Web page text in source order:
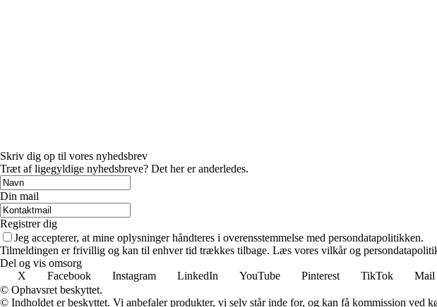
Skriv dig op til vores nyhedsbrev
Træt af ligegyldige nyhedsbreve? Det her er anderledes.
Din mail
Registrer dig
Jeg accepterer, at mine oplysninger håndteres i overensstemmelse med persondatapolitikken.
Tilmeldingen er frivillig og kan til enhver tid trækkes tilbage. Læs vores vilkår og
Del og vis omsorg
X
Facebook Instagram LinkedIn YouTube Pinterest TikTok Mail
© Ophavsret beskyttet.
© Indholdet er beskyttet. Vi anbefaler produkter, vi selv står inde for, og kan få kommission ved